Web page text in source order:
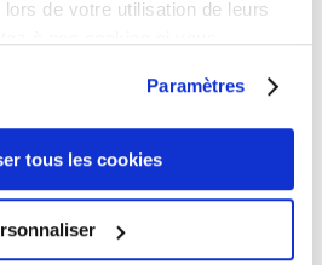
de votre utilisation de leurs
Paramètres
tous les cookies
ne doit pas être